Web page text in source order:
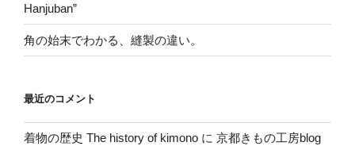
Hanjuban”
角の始末でわかる、縫製の違い。
最近のコメント
着物の歴史 The history of kimono に 京都きもの工房blog